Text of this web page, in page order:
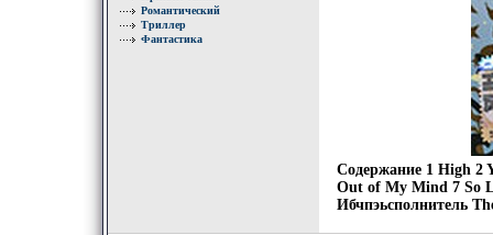
Романтический
Триллер
Фантастика
Содержание 1 High 2
Out of My Mind 7 So
Ибчпэьсполнитель